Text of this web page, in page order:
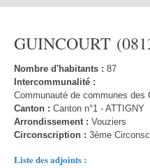
GUINCOURT
Nombre d'habitants : 87
Intercommunalité :
Communauté de communes des
Canton : Canton n°1 - ATTIGNY
Arrondissement : Vouziers
Circonscription : 3ème
Liste des adjoints :